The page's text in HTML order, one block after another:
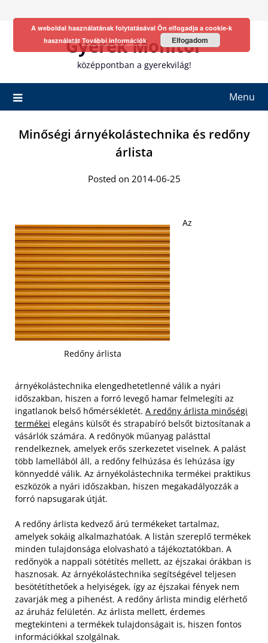
Gyerek Monitor
középpontban a gyerekvilág!
Menu
Minőségi árnyékolástechnika és redőny
árlista
Posted on 2014-06-25
Redőny árlista
Az
árnyékolástechnika elengedhetetlenné válik a nyári
időszakban, hiszen a forró levegő hamar felmelegíti az
ingatlanok belső hőmérsékletét. A redőny árlista minőségi
termékei elegáns külsőt és strapabíró belsőt biztosítanak a
vásárlók számára. A redőnyök műanyag palásttal
rendelkeznek, amelyek erős szerkezetet viselnek. A palást
több lamellából áll, a redőny felhúzása és lehúzása így
könnyeddé válik. Az árnyékolástechnika termékei praktikus
eszközök a nyári időszakban, hiszen megakadályozzák a
forró napsugarak útját.
A redőny árlista kedvező árú termékeket tartalmaz,
amelyek sokáig alkalmazhatóak. A listán szereplő termékek
minden tulajdonsága elolvasható a tájékoztatókban. A
redőnyök a nappali sötétítés mellett, az éjszakai órákban is
hasznosak. Az árnyékolástechnika segítségével teljesen
besötétíthetőek a helyiségek, így az éjszakai fények nem
zavarják meg a pihenést. A redőny árlista mindig elérhető
az áruház felületén. Az árlista mellett, érdemes
megtekinteni a termékek tulajdonságait is, hiszen fontos
információkkal szolgálnak.
A weboldal használatának folytatásával Ön elfogadja a cookie-k
használatát További információk Elfogadom